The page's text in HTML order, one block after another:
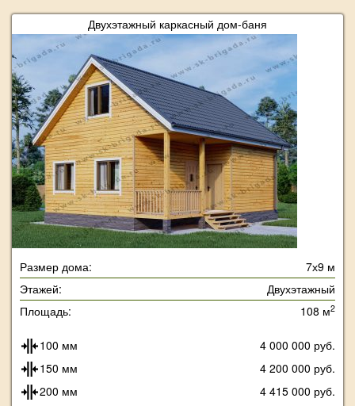
Двухэтажный каркасный дом-баня
Размер дома:
7х9 м
Этажей:
Двухэтажный
Площадь:
108 м2
100 мм
4 000 000 руб.
150 мм
4 200 000 руб.
200 мм
4 415 000 руб.